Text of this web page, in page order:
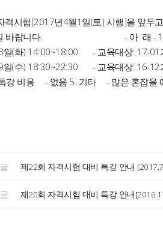
격시험[2017년4월1일(토) 시행]을 앞두
바랍니다. - 아 래 - 1. 특강 일
일(화) 14:00~18:00 - 교육대상: 17-
일(수) 18:30~22:30 - 교육대상: 16-12
강 비용 - 없음 5. 기타 - 많은 혼잡을
제22회 자격시험 대비 특강 안내
제20회 자격시험 대비 특강 안내